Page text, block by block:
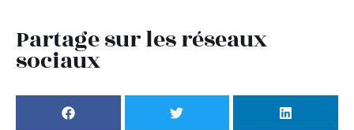
Partage sur les réseaux
sociaux